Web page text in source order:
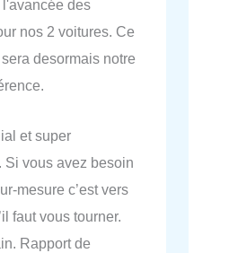
des
nos 2 voitures. Ce
desormais notre
et super
Si vous avez besoin
mesure c’est vers
faut vous tourner.
Rapport de